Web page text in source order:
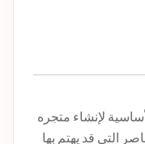
لإنشاء متجره
التي قد يهتم بها